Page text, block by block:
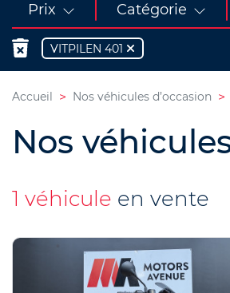
Prix Catégorie
VITPILEN 401
Accueil Nos véhicules d’occasion
Nos
1 véhicule en vente